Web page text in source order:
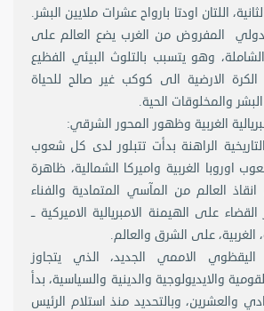
اللتان اودتا بارواح عشرات ملايين البشر.
المفروض من الغرب يضع العالم على
وهو يتسبب بالتلوث البيئي الفظيع
الارضية الى كوكب غير صالح للحياة
والمخلوقات الحية.
الغربية وظهور المحور الشرقي:
الراهنة بدأت تتبلور لدى كل شعوب
اوروبا الغربية واميركا الشمالية، ظاهرة
العالم من المآسي المتمادية والفناء
على الهيمنة الامبريالية الاميركية ــ
الغربية، على الشرق والعالم.
الاممي الجديد، الذي يتجاوز
والايديولوجية والدينية والسياسية، بدأ
والعشرين، وبالتحديد منذ استلام الرئيس